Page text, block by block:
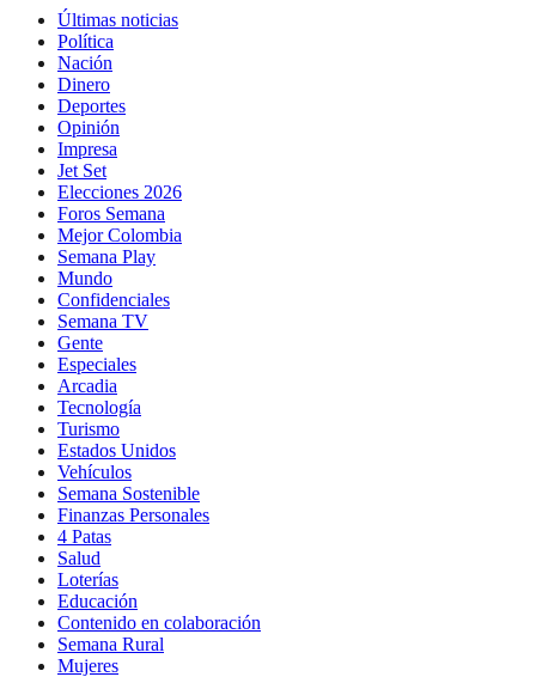
Últimas noticias
Política
Nación
Dinero
Deportes
Opinión
Impresa
Jet Set
Elecciones 2026
Foros Semana
Mejor Colombia
Semana Play
Mundo
Confidenciales
Semana TV
Gente
Especiales
Arcadia
Tecnología
Turismo
Estados Unidos
Vehículos
Semana Sostenible
Finanzas Personales
4 Patas
Salud
Loterías
Educación
Contenido en colaboración
Semana Rural
Mujeres